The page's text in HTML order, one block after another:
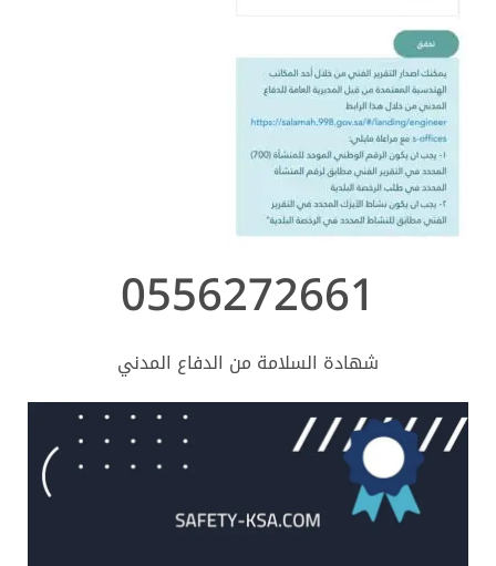
0556272661
شهادة السلامة من الدفاع المدني